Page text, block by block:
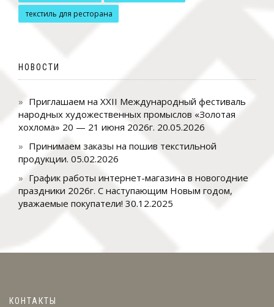
текстиль для ресторана
НОВОСТИ
Приглашаем на XXII Международный фестиваль
народных художественных промыслов «Золотая
хохлома» 20 — 21 июня 2026г. 20.05.2026
Принимаем заказы на пошив текстильной
продукции. 05.02.2026
График работы интернет-магазина в новогодние
праздники 2026г. С наступающим Новым годом,
уважаемые покупатели! 30.12.2025
КОНТАКТЫ